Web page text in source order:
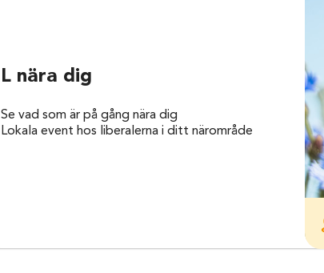
L nära dig
Se vad som är på gång nära dig
Lokala event hos liberalerna i ditt närområde